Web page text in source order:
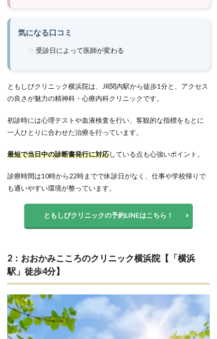
気になる口コミ
受診日によって医師が変わる
ともしびクリニック横浜院は、JR関内駅から徒歩1分と、アクセス
の良さが魅力の精神科・心療内科クリニックです。
初診時には心理テストや血液検査を行い、客観的な指標をもとに
一人ひとりに合わせた治療を行っています。
最短で当日中の診断書発行に対応している点も心強いポイント。
診療時間は10時から22時までで休診日がなく、仕事や学校帰りで
も通いやすい環境が整っています。
ともしびクリニックの予約LINEはこちら！
2：おおかみこころのクリニック横浜院【「横浜
駅」徒歩4分】